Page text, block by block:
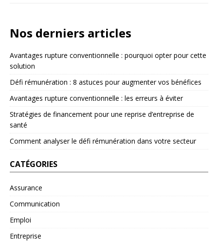
Nos derniers articles
Avantages rupture conventionnelle : pourquoi opter pour cette
solution
Défi rémunération : 8 astuces pour augmenter vos bénéfices
Avantages rupture conventionnelle : les erreurs à éviter
Stratégies de financement pour une reprise d’entreprise de
santé
Comment analyser le défi rémunération dans votre secteur
CATÉGORIES
Assurance
Communication
Emploi
Entreprise